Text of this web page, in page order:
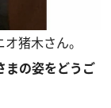
猪木さん。
の姿をどうご